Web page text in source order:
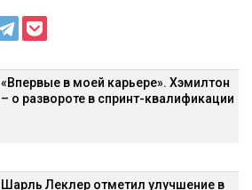
«Впервые в моей карьере». Хэмилтон
– о развороте в спринт-квалификации
Шарль Леклер отметил улучшение в